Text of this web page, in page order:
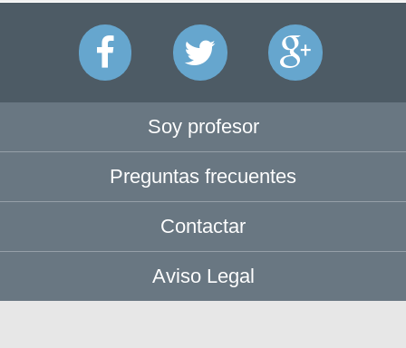
Soy profesor
Preguntas frecuentes
Contactar
Aviso Legal